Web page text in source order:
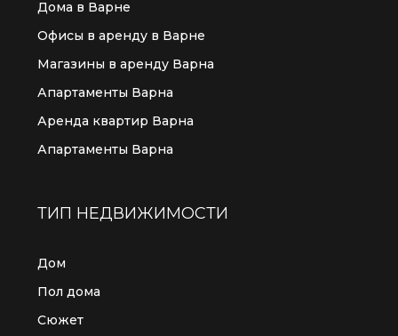
Дома в Варне
Офисы в аренду в Варне
Магазины в аренду Варна
Апартаменты Варна
Аренда квартир Варна
Апартаменты Варна
ТИП НЕДВИЖИМОСТИ
Дом
Пол дома
Сюжет